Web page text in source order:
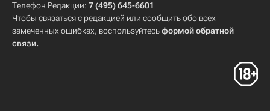
Телефон Редакции: 7 (495) 645-6601
Чтобы связаться с редакцией или сообщить обо всех
замеченных ошибках, воспользуйтесьформой обратной
связи.